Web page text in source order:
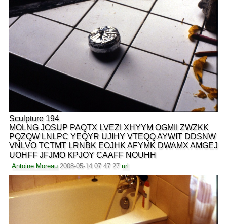
Sculpture 194
MOLNG JOSUP PAQTX LVEZI XHYYM OGMII ZWZKK
PQZQW LNLPC YEQYR UJIHY VTEQQ AYWIT DDSNW
VNLVO TCTMT LRNBK EOJHK AFYMK DWAMX AMGEJ
UOHFF JFJMO KPJOY CAAFF NOUHH
Antoine Moreau 2008-05-14 07:47:27 url